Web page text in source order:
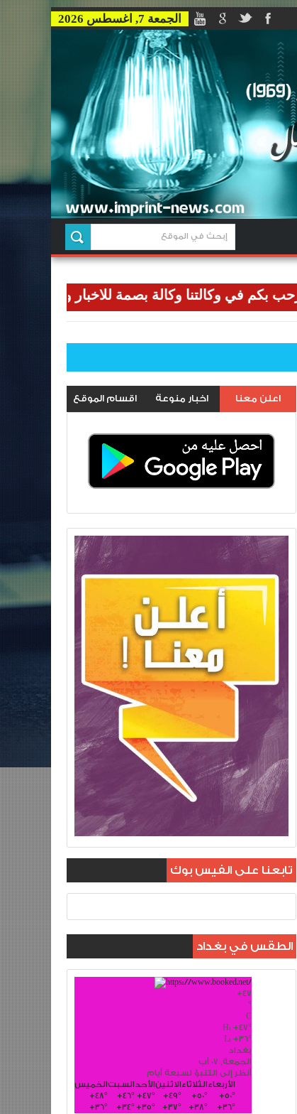
الجمعة 7, اغسطس 2026
وكالتنا وكالة بصمة للاخبار وان نوصل رسالتنا
اعلن معنا اخبار منوعة اقسام الموقع
تابعنا على الفيس بوك
الطقس في بغداد
+47
°
C
H: +47°
L: +36°
بغداد
الجمعة, 07 آب
أنظر إلى التنبؤ لسبعة أيام
الخميسالسبتالأحدالاثنينالثلاثاءالأربعاء
+48° +46° +47° +49° +50° +50°
+36° +34°+35° +37° +38° +36°